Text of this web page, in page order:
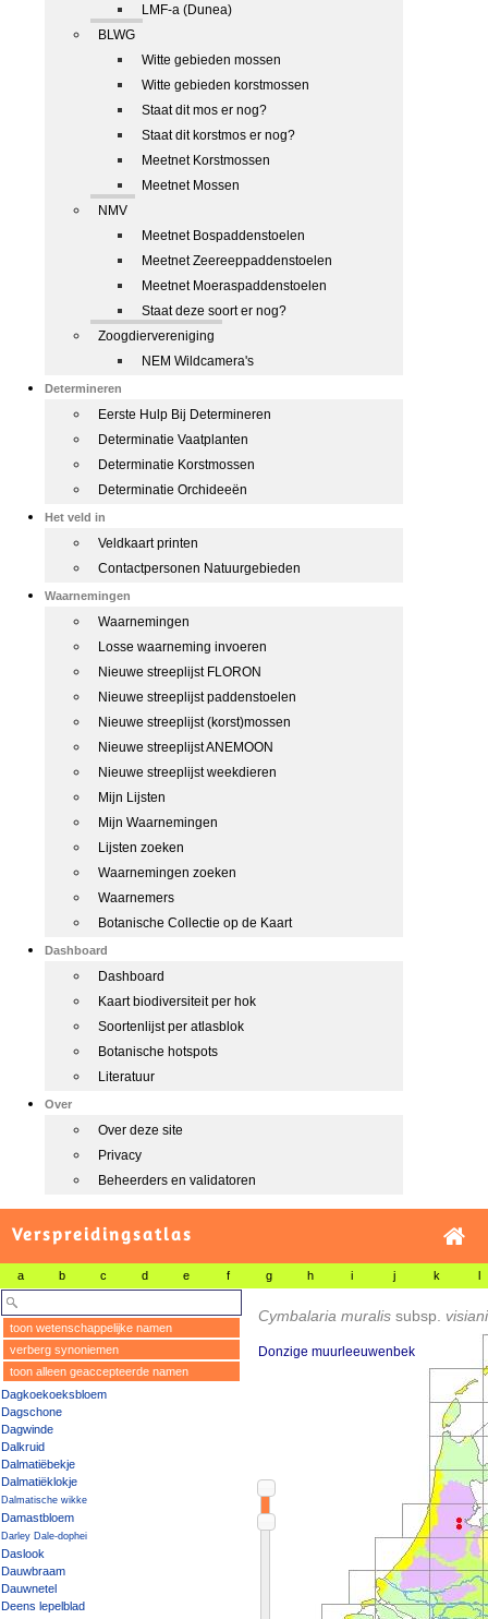
LMF-a (Dunea)
BLWG
Witte gebieden mossen
Witte gebieden korstmossen
Staat dit mos er nog?
Staat dit korstmos er nog?
Meetnet Korstmossen
Meetnet Mossen
NMV
Meetnet Bospaddenstoelen
Meetnet Zeereeppaddenstoelen
Meetnet Moeraspaddenstoelen
Staat deze soort er nog?
Zoogdiervereniging
NEM Wildcamera's
Determineren
Eerste Hulp Bij Determineren
Determinatie Vaatplanten
Determinatie Korstmossen
Determinatie Orchideeën
Het veld in
Veldkaart printen
Contactpersonen Natuurgebieden
Waarnemingen
Waarnemingen
Losse waarneming invoeren
Nieuwe streeplijst FLORON
Nieuwe streeplijst paddenstoelen
Nieuwe streeplijst (korst)mossen
Nieuwe streeplijst ANEMOON
Nieuwe streeplijst weekdieren
Mijn Lijsten
Mijn Waarnemingen
Lijsten zoeken
Waarnemingen zoeken
Waarnemers
Botanische Collectie op de Kaart
Dashboard
Dashboard
Kaart biodiversiteit per hok
Soortenlijst per atlasblok
Botanische hotspots
Literatuur
Over
Over deze site
Privacy
Beheerders en validatoren
Verspreidingsatlas
a b c d e f g h i j k l
toon wetenschappelijke namen
verberg synoniemen
toon alleen geaccepteerde namen
Dagkoekoeksbloem
Dagschone
Dagwinde
Dalkruid
Dalmatiëbekje
Dalmatiëklokje
Dalmatische wikke
Damastbloem
Darley Dale-dophei
Daslook
Dauwbraam
Dauwnetel
Deens lepelblad
Cymbalaria muralis subsp.
Donzige muurleeuwenbek